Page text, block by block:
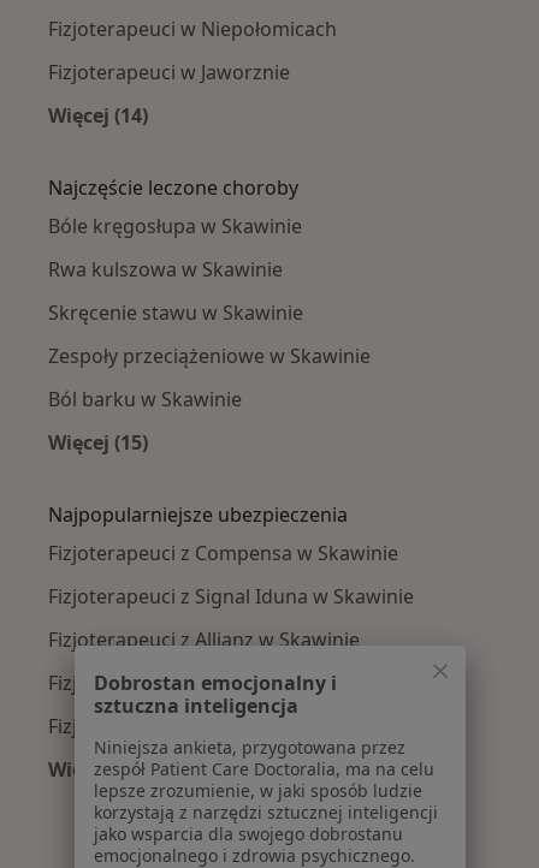
Fizjoterapeuci w Niepołomicach
Fizjoterapeuci w Jaworznie
Więcej (14)
Najczęście leczone choroby
Bóle kręgosłupa w Skawinie
Rwa kulszowa w Skawinie
Skręcenie stawu w Skawinie
Zespoły przeciążeniowe w Skawinie
Ból barku w Skawinie
Więcej (15)
Najpopularniejsze ubezpieczenia
Fizjoterapeuci z Compensa w Skawinie
Fizjoterapeuci z Signal Iduna w Skawinie
Fizjoterapeuci z Allianz w Skawinie
Fizjoterapeuci z LUX MED w Skawinie
Fizjoterapeuci z POLMED w Skawinie
Więcej (3)
Więcej w kategorii: Najpopularniejsze
Dobrostan emocjonalny i
sztuczna inteligencja
Niniejsza ankieta, przygotowana przez
zespół Patient Care Doctoralia, ma na celu
lepsze zrozumienie, w jaki sposób ludzie
korzystają z narzędzi sztucznej inteligencji
jako wsparcia dla swojego dobrostanu
emocjonalnego i zdrowia psychicznego.